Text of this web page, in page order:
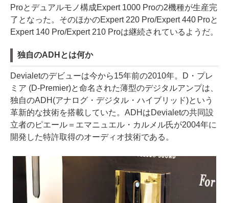
Proとデュアルモノ構成Expert 1000 Proの2機種が生産完
了となった。そのほかのExpert 220 Pro/Expert 440 Proと
Expert 140 Pro/Expert 210 Proは継続されているようだ。
独自のADHとは何か
Devialetのデビューは今から15年前の2010年。D・プレ
ミア (D-Premier)と命名された薄型のデジタルアンプは、
独自のADH(アナログ・デジタル・ハイブリッド)という
革新的な技術を搭載していた。ADHはDevialetの共同設
立者のピエール＝エマニュエル・カルメル氏が2004年に
開発した特許取得のオーディオ技術である。